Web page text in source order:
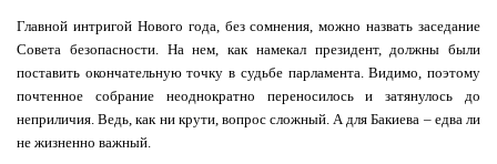
Главной интригой Нового года, без сомнения, можно назвать заседание
Совета безопасности. На нем, как намекал президент, должны были
поставить окончательную точку в судьбе парламента. Видимо, поэтому
почтенное собрание неоднократно переносилось и затянулось до
неприличия. Ведь, как ни крути, вопрос сложный. А для Бакиева – едва ли
не жизненно важный.